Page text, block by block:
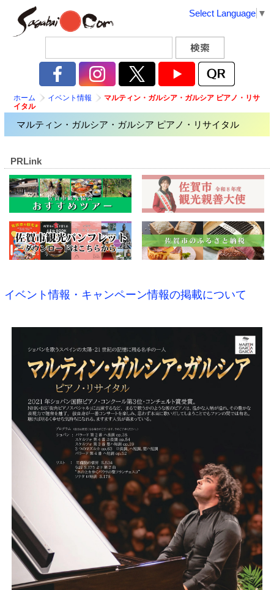
Select Language ▼
ホーム イベント情報
マルティン・ガルシア・ガルシア ピアノ・リサ
イタル
マルティン・ガルシア・ガルシア ピアノ・リサイタル
PRLink
イベント情報・キャンペーン情報の掲載について